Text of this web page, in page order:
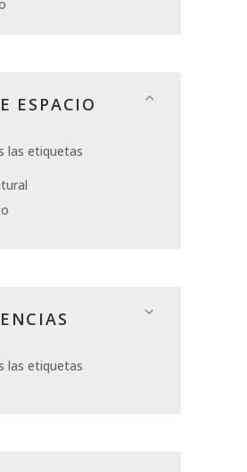
ESPACIO
las etiquetas
las etiquetas